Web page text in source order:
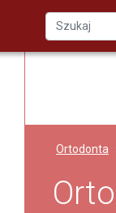
Ortodonta